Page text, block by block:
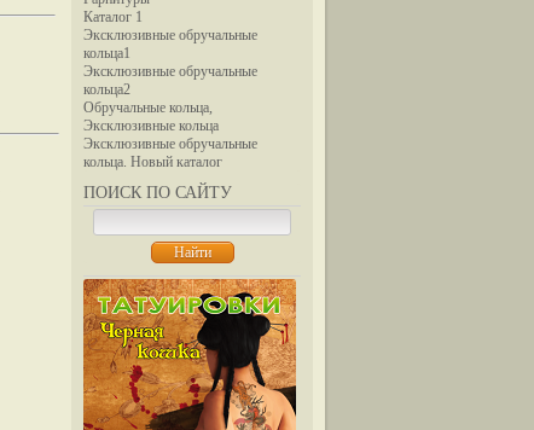
Каталог 1
Эксклюзивные обручальные
кольца1
Эксклюзивные обручальные
кольца2
Обручальные кольца,
Эксклюзивные кольца
Эксклюзивные обручальные
кольца. Новый каталог
ПОИСК ПО САЙТУ